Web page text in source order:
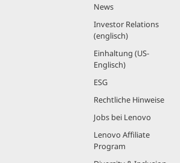
News
Investor Relations
(englisch)
Einhaltung (US-
Englisch)
ESG
Rechtliche Hinweise
Jobs bei Lenovo
Lenovo Affiliate
Program